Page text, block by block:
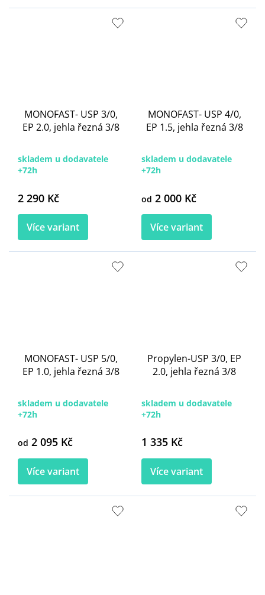
MONOFAST- USP 3/0,
EP 2.0, jehla řezná 3/8
skladem u dodavatele
+72h
2 290 Kč
Více variant
MONOFAST- USP 4/0,
EP 1.5, jehla řezná 3/8
skladem u dodavatele
+72h
od 2 000 Kč
Více variant
MONOFAST- USP 5/0,
EP 1.0, jehla řezná 3/8
skladem u dodavatele
+72h
od 2 095 Kč
Více variant
Propylen-USP 3/0, EP
2.0, jehla řezná 3/8
skladem u dodavatele
+72h
1 335 Kč
Více variant